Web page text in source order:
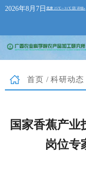
2026年8月7日
首页 / 科研动态
国家香蕉产业
岗位专